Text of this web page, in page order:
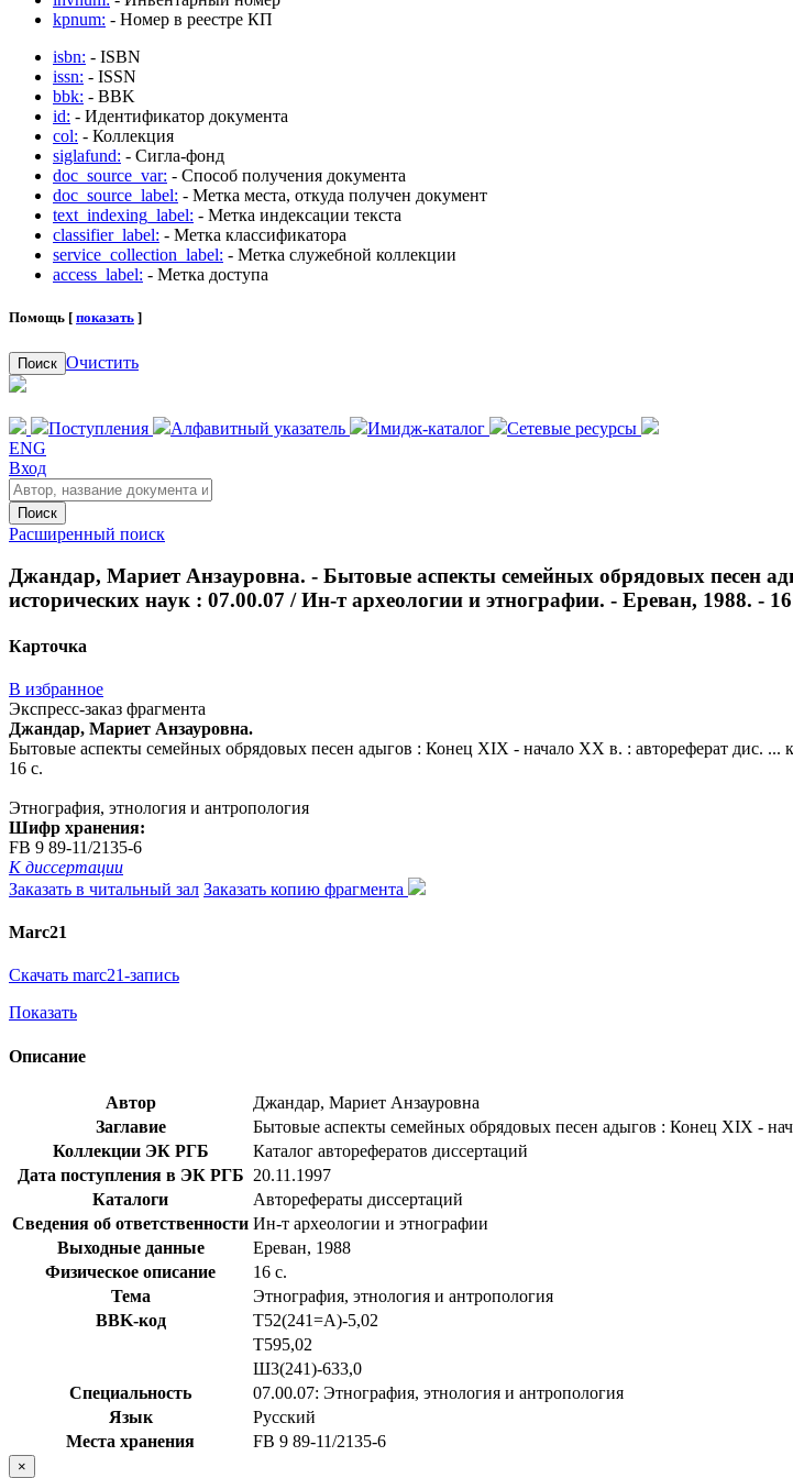
kpnum: - Номер в реестре КП
isbn: - ISBN
issn: - ISSN
bbk: - BBK
id: - Идентификатор документа
col: - Коллекция
siglafund: - Сигла-фонд
doc_source_var: - Способ получения документа
doc_source_label: - Метка места, откуда получен документ
text_indexing_label: - Метка индексации текста
classifier_label: - Метка классификатора
service_collection_label: - Метка служебной коллекции
access_label: - Метка доступа
Помощь [ показать ]
Поиск Очистить
Поступления Алфавитный указатель Имидж-каталог
Сетевые ресурсы
ENG
Вход
Поиск
Расширенный поиск
Джандар, Мариет Анзауровна. - Бытовые аспекты семейных обрядовых песен
исторических наук : 07.00.07 / Ин-т археологии и этнографии. - Ереван, 1988. - 16
Карточка
В избранное
Экспресс-заказ фрагмента
Джандар, Мариет Анзауровна.
Бытовые аспекты семейных обрядовых песен адыгов : Конец XIX - начало XX в. : автореферат дис. ...
16 с.
Этнография, этнология и антропология
Шифр хранения:
FB 9 89-11/2135-6
К диссертации
Заказать в читальный зал Заказать копию фрагмента
Marc21
Скачать marc21-запись
Показать
Описание
Автор
Джандар, Мариет Анзауровна
Заглавие
Бытовые аспекты семейных обрядовых песен адыгов : Конец XIX -
Коллекции ЭК РГБ
Каталог авторефератов диссертаций
Дата поступления в ЭК РГБ 20.11.1997
Каталоги
Авторефераты диссертаций
Сведения об ответственности Ин-т археологии и этнографии
Выходные данные
Ереван, 1988
Физическое описание
16 с.
Тема
Этнография, этнология и антропология
BBK-код
Т52(241=А)-5,02
Т595,02
Ш3(241)-633,0
Специальность
07.00.07: Этнография, этнология и антропология
Язык
Русский
Места хранения
FB 9 89-11/2135-6
×